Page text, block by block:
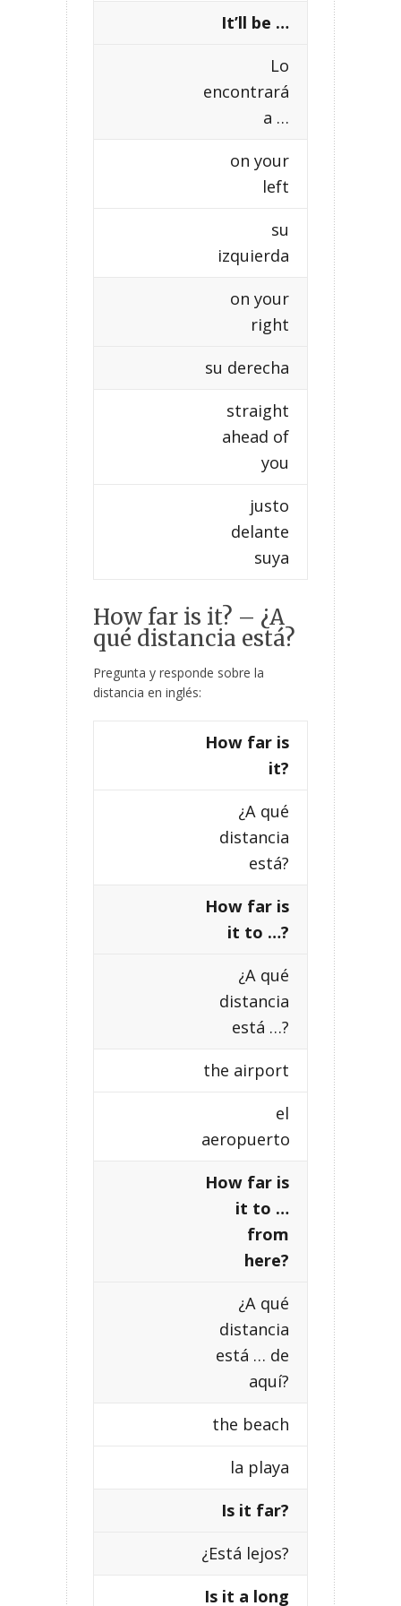
It’ll be …
Lo
encontrará
a …
on your
left
su
izquierda
on your
right
su derecha
straight
ahead of
you
justo
delante
suya
How far is it? – ¿A
qué distancia está?
Pregunta y responde sobre la
distancia en inglés:
How far is
it?
¿A qué
distancia
está?
How far is
it to …?
¿A qué
distancia
está …?
the airport
el
aeropuerto
How far is
it to …
from
here?
¿A qué
distancia
está … de
aquí?
the beach
la playa
Is it far?
¿Está lejos?
Is it a long